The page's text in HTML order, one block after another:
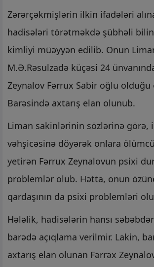
Zərərçəkmişlərin ilkin ifadələri
hadisələri törətməkdə şübhəli
kimliyi müəyyən edilib. Onun
M.Ə.Rəsulzadə küçəsi 24
Zeynalov Fərrux Sabir oğlu olduğu
Barəsində axtarış elan olunub.
Liman sakinlərinin sözlərinə görə,
vəhşicəsinə döyərək onlara
yetirən Fərrux Zeynalovun psixi
problemlər olub. Hətta, onun
qardaşının da psixi problemləri
Hələlik, hadisələrin hansı
barədə açıqlama verilmir. Lakin,
axtarış elan olunan Fərrəx